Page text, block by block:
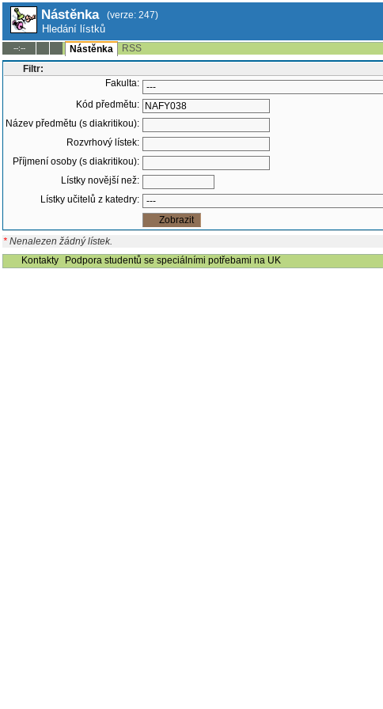
Nástěnka (verze: 247)
Hledání lístků
--:-- Nástěnka
RSS
Filtr:
Fakulta:
Kód předmětu:
Název předmětu (s diakritikou):
Rozvrhový lístek:
Příjmení osoby (s diakritikou):
Lístky novější než:
Lístky učitelů z katedry:
* Nenalezen žádný lístek.
Kontakty
Podpora studentů se speciálními potřebami na UK